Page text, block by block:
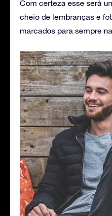
Com certeza esse será
cheio de lembranças e
marcados para sempre